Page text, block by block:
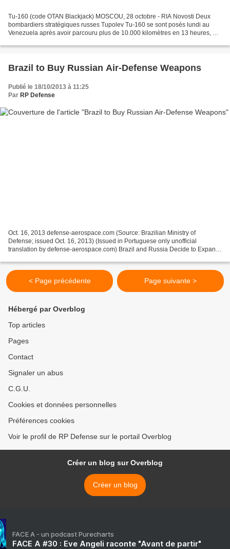
Tu-160 (code OTAN Blackjack) MOSCOU, 28 octobre - RIA Novosti Deux
bombardiers stratégiques russes Tupolev Tu-160 se sont posés lundi au
Venezuela après avoir parcouru plus de 10.000 kilomètres en 13 heures, a
Brazil to Buy Russian Air-Defense Weapons
Publié le 18/10/2013 à 11:25
Par RP Defense
Oct. 16, 2013 defense-aerospace.com (Source: Brazilian Ministry of
Defense; issued Oct. 16, 2013) (Issued in Portuguese only unofficial
translation by defense-aerospace.com) Brazil and Russia Decide to Expand
< Page précédente Page suivante >
Hébergé par Overblog
Top articles
Pages
Contact
Signaler un abus
C.G.U.
Cookies et données personnelles
Préférences cookies
Voir le profil de RP Defense sur le portail Overblog
Créer un blog sur Overblog
Créer un blog
FACE A - un podcast Purecharts
FACE A #30 : Eve Angeli raconte "Avant de partir"